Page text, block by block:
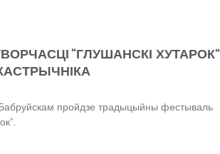
“ГЛУШАНСКІ ХУТАРОК”
пройдзе традыцыйны фестываль